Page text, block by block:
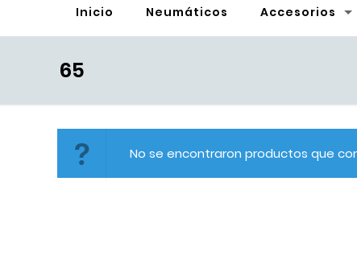
Inicio Neumáticos Accesorios
65
No se encontraron productos que